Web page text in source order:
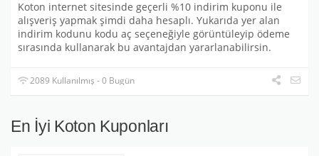
Koton internet sitesinde geçerli %10 indirim kuponu ile
alışveriş yapmak şimdi daha hesaplı. Yukarıda yer alan
indirim kodunu kodu aç seçeneğiyle görüntüleyip ödeme
sırasında kullanarak bu avantajdan yararlanabilirsin.
2089 Kullanılmış - 0 Bugün
En İyi Koton Kuponları